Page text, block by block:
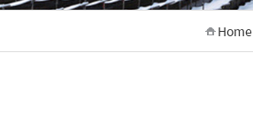
Home